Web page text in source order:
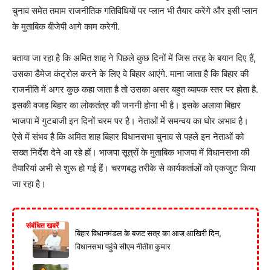
चुनाव समेत तमाम राजनीतिक गतिविधियों पर प्लान भी तैयार करेंगे और इसी प्लान
के मुताबिक बीजेपी आगे काम करेगी.
बताया जा रहा है कि अमित शाह ने पिछले कुछ दिनों में जिस तरह के बयान दिए हैं,
उसका डैमेज कंट्रोल करने के लिए वे बिहार आएंगे. माना जाता है कि बिहार की
राजनीति में अगर कुछ कहा जाता है तो उसका असर बहुत व्यापक स्तर पर होता है.
इसकी वजह बिहार का लोकतंत्र की जननी होना भी है। इसके अलावा बिहार
भाजपा में गुटबाजी इन दिनों चरम पर है। नेताओं में समन्वय का घोर अभाव है।
ऐसे में संभव है कि अमित शाह बिहार विधानसभा चुनाव से पहले इन नेताओं को
सख्त निर्देश देने आ रहे हों। भाजपा सूत्रों के मुताबिक भाजपा में विधानसभा की
तैयारियां अभी से शुरू हो गई हैं। चरणबद्ध तरीके से कार्यकर्ताओं को एकजुट किया
जा रहा है।
संबंधित खबरें
बिहार विधानमंडल के बजट सत्र का आज आखिरी दिन,
विधानसभा पहुंचे सीएम नीतीश कुमार